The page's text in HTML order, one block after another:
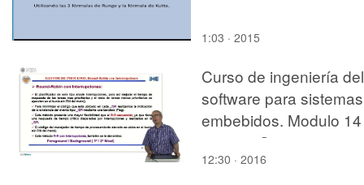
1:03 · 2015
Curso de ingeniería del
software para sistemas
embebidos. Modulo 14
parte 5. Sistema
Operativo RTOS.
12:30 · 2016